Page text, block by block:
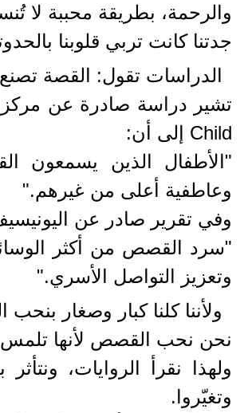
والرحمة، بطريقة محببة لا
جدتنا كانت تربي قلوبنا
الدراسات تقول: القصة
Child إلى أن:
"الأطفال الذين يسمعون
وعاطفية أعلى من غيرهم."
وفي تقرير صادر عن
"سرد القصص من أكثر
وتعزيز التواصل الأسري."
ولأننا كلنا كبار وصغار
نحن نحب القصص لأنها تلمس
ولهذا نقرأ الروايات،
وتغيّروا.